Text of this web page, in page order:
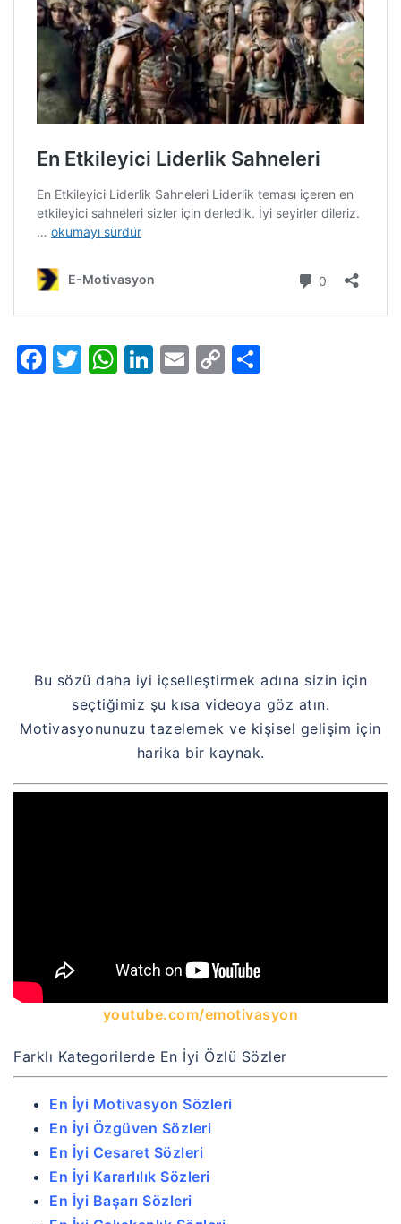
Facebook
Twitter
WhatsApp
LinkedIn
Email
Copy
Bu sözü daha iyi içselleştirmek adına sizin için
seçtiğimiz şu kısa videoya göz atın.
Motivasyonunuzu tazelemek ve kişisel gelişim için
harika bir kaynak.
youtube.com/emotivasyon
Farklı Kategorilerde En İyi Özlü Sözler
En İyi Motivasyon Sözleri
En İyi Özgüven Sözleri
En İyi Cesaret Sözleri
En İyi Kararlılık Sözleri
En İyi Başarı Sözleri